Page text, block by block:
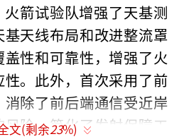
箭试验队增强了天基测
天线布局和改进整流罩
性和可靠性，增强了火
。此外，首次采用了前
除了前后端通信受近岸
险，简化了发射保障工
文(剩余23%)